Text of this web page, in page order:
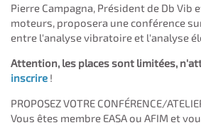
Pierre Campagna, Président de Db Vib
moteurs, proposera une conférence
entre l'analyse vibratoire et l'analyse
Attention, les places sont limitées,
inscrire !
PROPOSEZ VOTRE CONFÉRENCE/
Vous êtes membre EASA ou AFIM et